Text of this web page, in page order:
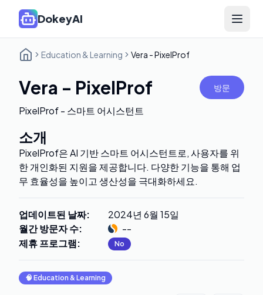
DokeyAI Open
Education & Learning Vera - PixelProf
Vera - PixelProf 방문
PixelProf - 스마트 어시스턴트
소개
PixelProf은 AI 기반 스마트 어시스턴트로, 사용자를 위
한 개인화된 지원을 제공합니다. 다양한 기능을 통해 업
무 효율성을 높이고 생산성을 극대화하세요.
업데이트된 날짜:
2024년 6월 15일
월간 방문자 수:
--
제휴 프로그램: No
🧠 Education & Learning